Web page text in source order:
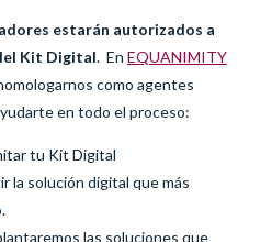
estarán autorizados a
Kit Digital. En EQUANIMITY
como agentes
en todo el proceso:
tu Kit Digital
la solución digital que más
las soluciones que